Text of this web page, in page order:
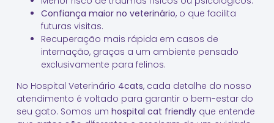
Confiança maior no veterinário, o que facilita
futuras visitas.
Recuperação mais rápida em casos de
internação, graças a um ambiente pensado
exclusivamente para felinos.
No Hospital Veterinário 4cats, cada detalhe do nosso
atendimento é voltado para garantir o bem-estar do
seu gato. Somos um hospital cat friendlyque entende